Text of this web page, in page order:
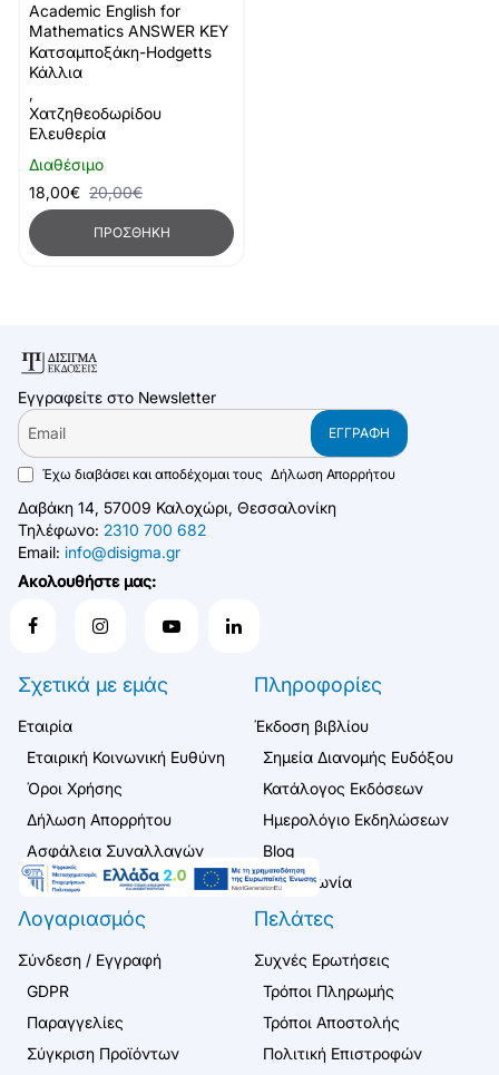
Διαθέσιμο
Academic English for
Mathematics ANSWER KEY
Κατσαμποξάκη-Hodgetts
Κάλλια
,
Χατζηθεοδωρίδου
Ελευθερία
18,00€ 20,00€
ΠΡΟΣΘΉΚΗ
Εγγραφείτε στο Newsletter
Email
ΕΓΓΡΑΦΉ
Έχω διαβάσει και αποδέχομαι τους Δήλωση Απορρήτου
Δαβάκη 14, 57009 Καλοχώρι, Θεσσαλονίκη
Τηλέφωνο: 2310 700 682
Email: info@disigma.gr
Ακολουθήστε μας:
Σχετικά με εμάς
Εταιρία
Εταιρική Κοινωνική Ευθύνη
Όροι Χρήσης
Δήλωση Απορρήτου
Ασφάλεια Συναλλαγών
Πληροφορίες
Έκδοση βιβλίου
Σημεία Διανομής Ευδόξου
Κατάλογος Εκδόσεων
Ημερολόγιο Εκδηλώσεων
Blog
Επικοινωνία
Λογαριασμός
Σύνδεση / Εγγραφή
GDPR
Παραγγελίες
Σύγκριση Προϊόντων
Πελάτες
Συχνές Ερωτήσεις
Τρόποι Πληρωμής
Τρόποι Αποστολής
Πολιτική Επιστροφών